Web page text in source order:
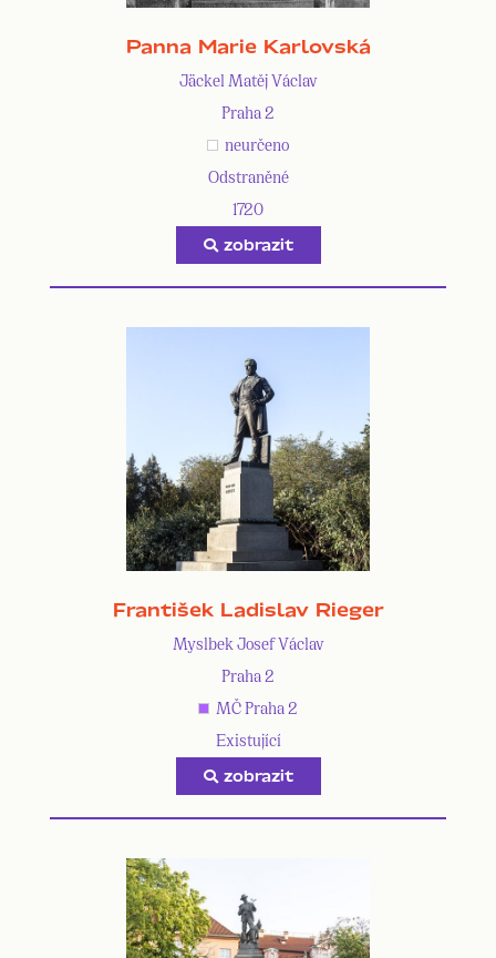
Panna Marie Karlovská
Jäckel Matěj Václav
Praha 2
neurčeno
Odstraněné
1720
zobrazit
František Ladislav Rieger
Myslbek Josef Václav
Praha 2
MČ Praha 2
Existující
zobrazit